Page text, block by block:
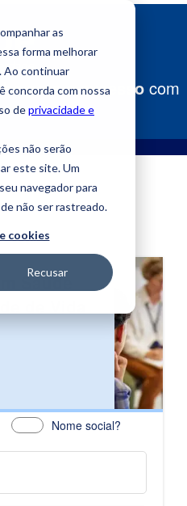
as
forma melhorar
Ao continuar
concorda com nossa
deprivacidade e
não serão
este site. Um
navegador para
não ser rastreado.
cookies
Recusar
para o sucesso com
Saúde
Nome social?